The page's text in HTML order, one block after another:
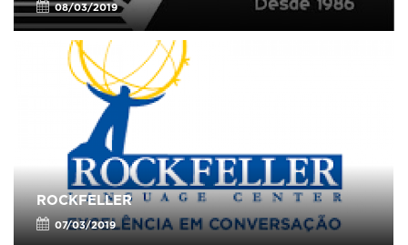
08/03/2019
ROCKFELLER
07/03/2019